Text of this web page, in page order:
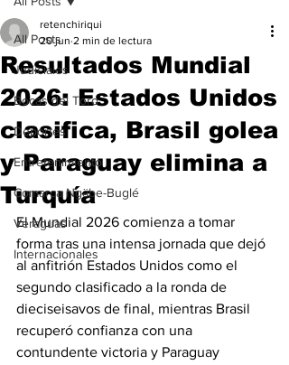
All Posts
Judiciales
Bocas del Toro
Deportes
Entretenimiento
Comarca Ngäbe-Buglé
Veraguas
Internacionales
Resultados Mundial
2026: Estados Unidos
clasifica, Brasil golea
y Paraguay elimina a
Turquía
retenchiriqui
20 jun 2 min de lectura
El Mundial 2026 comienza a tomar
forma tras una intensa jornada que dejó
al anfitrión Estados Unidos como el
segundo clasificado a la ronda de
dieciseisavos de final, mientras Brasil
recuperó confianza con una
contundente victoria y Paraguay